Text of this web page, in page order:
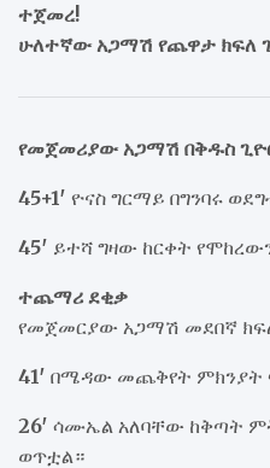
ተጀመረ!
ሁለተኛው አጋማሽ የጨዋታ ክፍለ
የመጀመሪያው አጋማሽ በቅዱስ
45+1′ ዮናስ ግርማይ በግንባሩ
45′ ይተሻ ግዛው ከርቀት
ተጨማሪ ደቂቃ
የመጀመርያው አጋማሽ መደበኛ
41′ በሜዳው መጨቅየት ምክንያት
26′ ሳሙኤል አለባቸው ከቅጣት
ወጥቷል።